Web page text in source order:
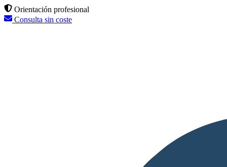
Orientación profesional
Consulta sin coste